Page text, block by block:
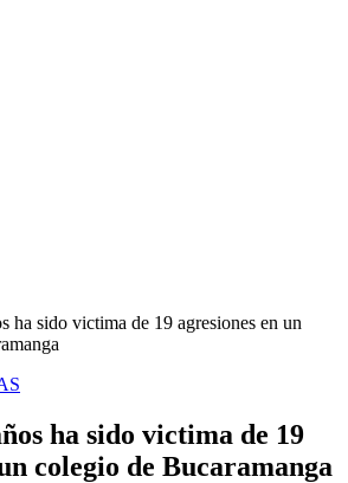
ha sido victima de 19 agresiones en un
ha sido victima de 19
colegio de Bucaramanga